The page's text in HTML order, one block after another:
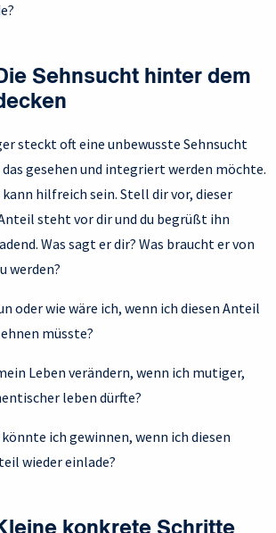
Sehnsucht hinter dem
steckt oft eine unbewusste Sehnsucht
gesehen und integriert werden möchte.
hilfreich sein. Stell dir vor, dieser
steht vor dir und du begrüßt ihn
Was sagt er dir? Was braucht er von
werden?
oder wie wäre ich, wenn ich diesen Anteil
müsste?
Leben verändern, wenn ich mutiger,
leben dürfte?
ich gewinnen, wenn ich diesen
wieder einlade?